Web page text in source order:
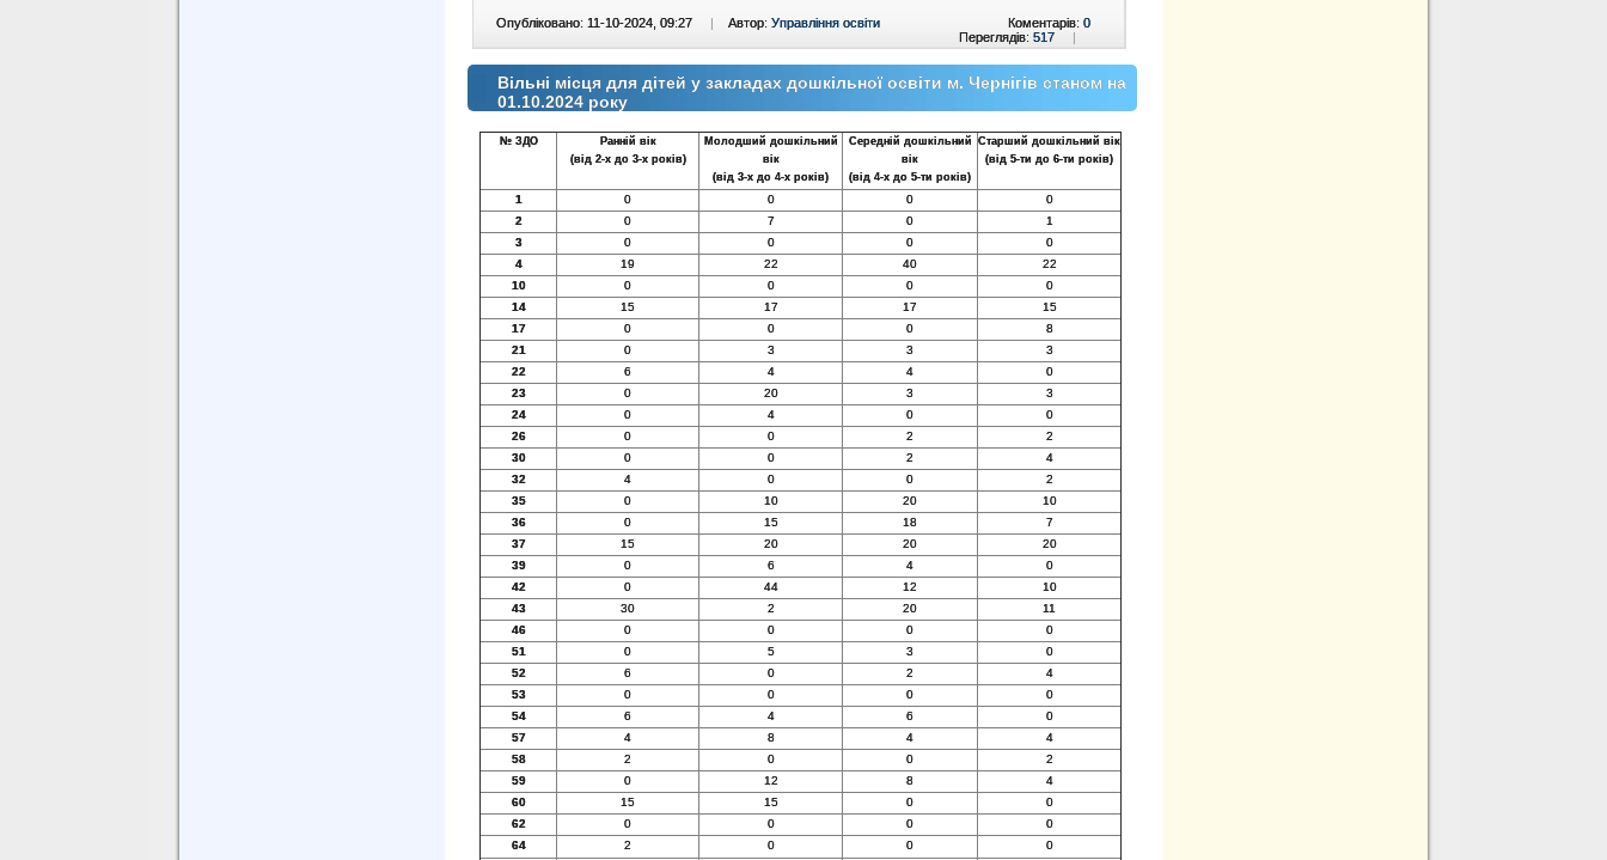
Опубліковано: 11-10-2024, 09:27 | Автор: Управління освіти Коментарів: 0
Переглядів: 517 |
Вільні місця для дітей у закладах дошкільної освіти м. Чернігів станом на
01.10.2024 року
№ ЗДО
Ранній вік
(від 2-х до 3-х років)
Молодший дошкільний
вік
(від 3-х до 4-х років)
Середній дошкільний
вік
(від 4-х до 5-ти років)
Старший дошкільний вік
(від 5-ти до 6-ти років)
1 0 0 0
0
2
0 7 0
1
3
0 0 0
0
4
19 22 40
22
10
0 0 0
0
14
15 17 17
15
17
0 0 0
8
21
0 3 3
3
22
6 4 4
0
23
0 20 3
3
24
0 4 0
0
26
0 0 2
2
30
0 0 2
4
32
4 0 0
2
35
0 10 20
10
36
0 15 18
7
37
15 20 20
20
39
0 6 4
0
42
0 44 12
10
43
30 2 20
11
46
0 0 0
0
51
0 5 3
0
52
6 0 2
4
53
0 0 0
0
54
6 4 6
0
57
4 8 4
4
58
2 0 0
2
59
0 12 8
4
60
15 15 0
0
62
0 0 0
0
64
2 0 0
0